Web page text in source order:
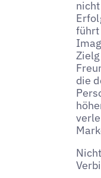
führt
die